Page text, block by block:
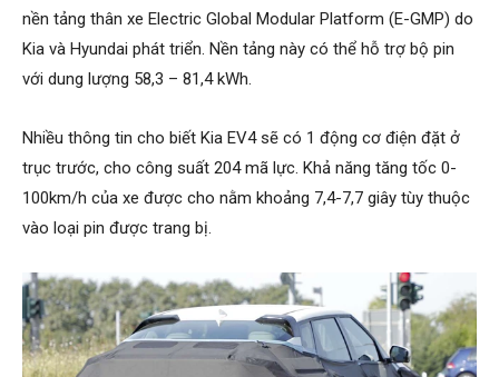
nền tảng thân xe Electric Global Modular Platform (E-GMP) do
Kia và Hyundai phát triển. Nền tảng này có thể hỗ trợ bộ pin
với dung lượng 58,3 – 81,4 kWh.
Nhiều thông tin cho biết Kia EV4 sẽ có 1 động cơ điện đặt ở
trục trước, cho công suất 204 mã lực. Khả năng tăng tốc 0-
100km/h của xe được cho nằm khoảng 7,4-7,7 giây tùy thuộc
vào loại pin được trang bị.